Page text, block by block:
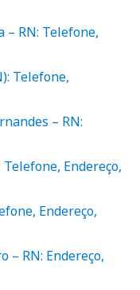
– RN: Telefone,
Telefone,
– RN:
Endereço,
Endereço,
– RN: Endereço,